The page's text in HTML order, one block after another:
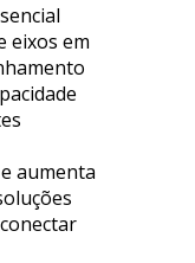
eixos em
aumenta